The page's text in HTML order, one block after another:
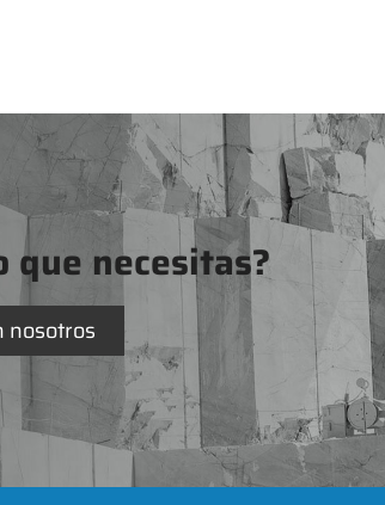
que necesitas?
nosotros